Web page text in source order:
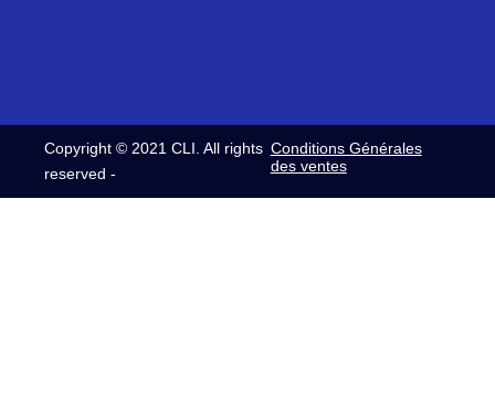
Copyright © 2021 CLI. All rights
reserved -
Conditions Générales
des ventes